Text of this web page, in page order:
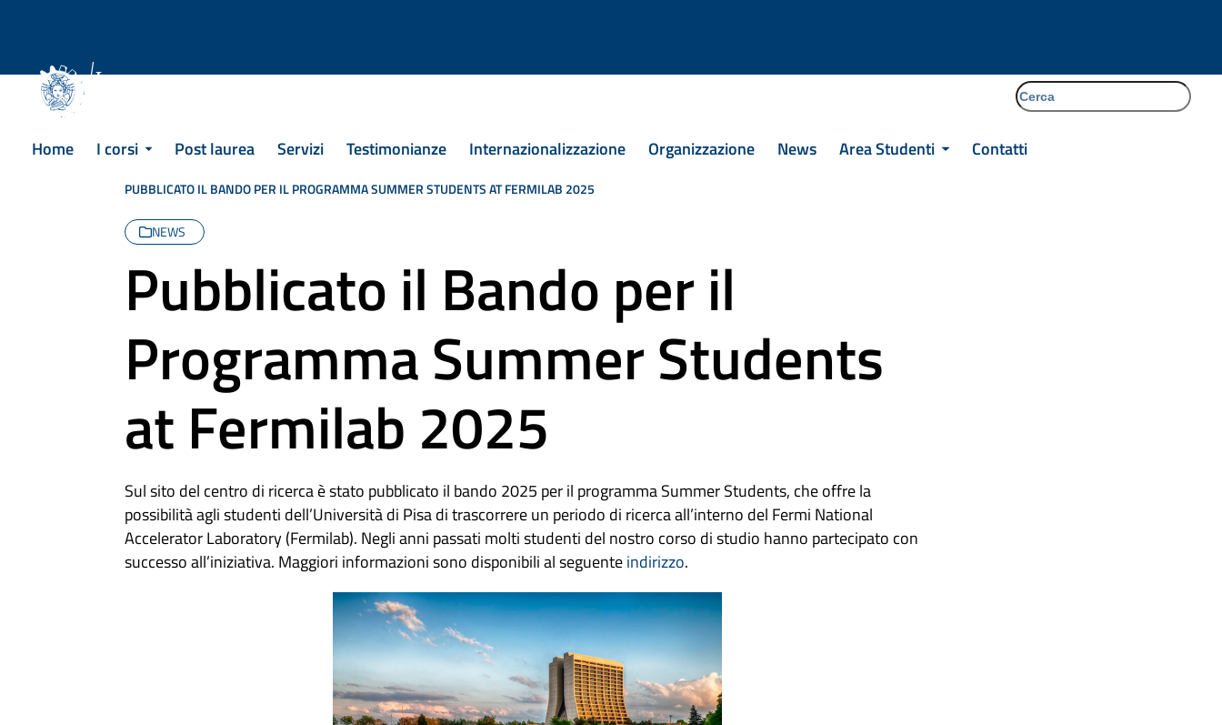
Corsi di Laurea in Ingegneria Meccanica Instagram
Tiktok
cerca
Home I corsi Post laurea Servizi Testimonianze Internazionalizzazione Organizzazione News Area Studenti Contatti
PUBBLICATO IL BANDO PER IL PROGRAMMA SUMMER STUDENTS AT FERMILAB 2025
NEWS
Pubblicato il Bando per il
Programma Summer Students
at Fermilab 2025
Sul sito del centro di ricerca è stato pubblicato il bando 2025 per il programma Summer Students, che offre la
possibilità agli studenti dell’Università di Pisa di trascorrere un periodo di ricerca all’interno del Fermi National
Accelerator Laboratory (Fermilab). Negli anni passati molti studenti del nostro corso di studio hanno partecipato con
successo all’iniziativa. Maggiori informazioni sono disponibili al seguenteindirizzo.